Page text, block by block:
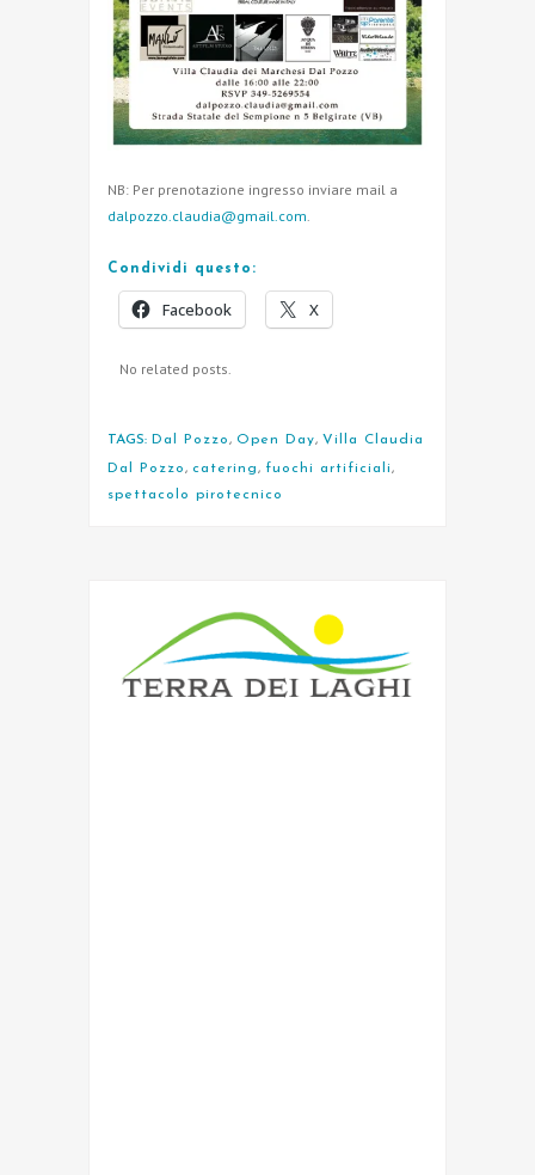
NB: Per prenotazione ingresso inviare mail a
dalpozzo.claudia@gmail.com.
Condividi questo:
Facebook X
No related posts.
TAGS: Dal Pozzo, Open Day, Villa Claudia
Dal Pozzo, catering, fuochi artificiali,
spettacolo pirotecnico